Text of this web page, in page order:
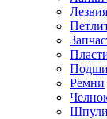
Лезвия
Ремни
Шпули